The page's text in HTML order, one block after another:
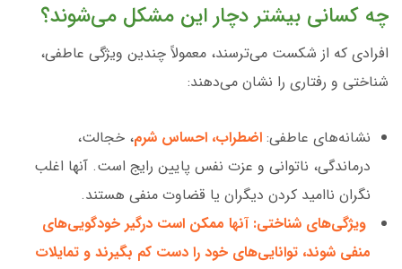
چه کسانی بیشتر دچار این مشکل می‌شوند؟
افرادی که از شکست می‌ترسند، معمولاً چندین ویژگی عاطفی،
شناختی و رفتاری را نشان می‌دهند:
نشانه‌های عاطفی: اضطراب، احساس شرم، خجالت،
درماندگی، ناتوانی و عزت نفس پایین رایج است. آنها اغلب
نگران ناامید کردن دیگران یا قضاوت منفی هستند.
ویژگی‌های شناختی: آنها ممکن است درگیر خودگویی‌های
منفی شوند، توانایی‌های خود را دست کم بگیرند و تمایلات